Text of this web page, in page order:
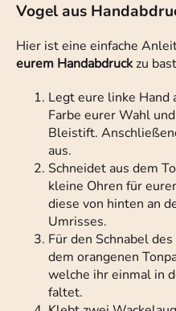
Vogel aus
Hier ist eine einfache
eurem Handabdruckzu
Legt eure linke Hand
Farbe eurer Wahl
Bleistift.
aus.
Schneidet aus dem
kleine Ohren für
diese von hinten an
Umrisses.
Für den Schnabel
dem orangenen
welche ihr einmal in
faltet.